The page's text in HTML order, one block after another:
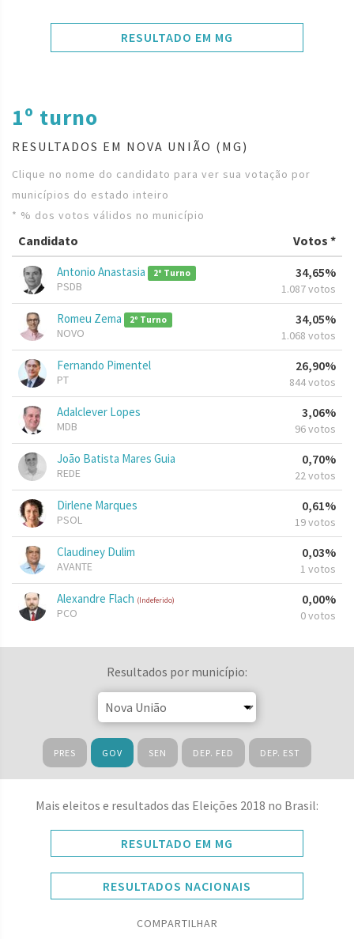
RESULTADO EM MG
1º turno
RESULTADOS EM NOVA UNIÃO (MG)
Clique no nome do candidato para ver sua votação por
municípios do estado inteiro
* % dos votos válidos no município
Candidato Votos *
Antonio Anastasia 2º Turno
PSDB
34,65%
1.087 votos
Romeu Zema 2º Turno
NOVO
34,05%
1.068 votos
Fernando Pimentel
PT
26,90%
844 votos
Adalclever Lopes
MDB
3,06%
96 votos
João Batista Mares Guia
REDE
0,70%
22 votos
Dirlene Marques
PSOL
0,61%
19 votos
Claudiney Dulim
AVANTE
0,03%
1 votos
Alexandre Flach (Indeferido)
PCO
0,00%
0 votos
Resultados por município:
PRES GOV SEN DEP. FED DEP. EST
Mais eleitos e resultados das Eleições 2018 no Brasil:
RESULTADO EM MG
RESULTADOS NACIONAIS
COMPARTILHAR